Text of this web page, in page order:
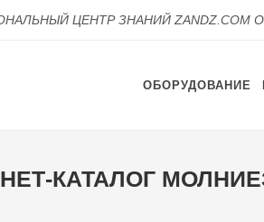
ЦЕНТР ЗНАНИЙ ZANDZ.COM О
ОБОРУДОВАНИЕ
КАТАЛОГ